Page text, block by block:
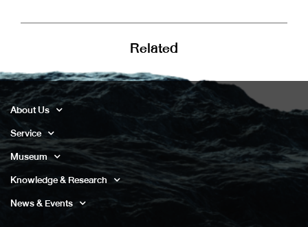
Related
About Us
Service
Museum
Knowledge & Research
News & Events